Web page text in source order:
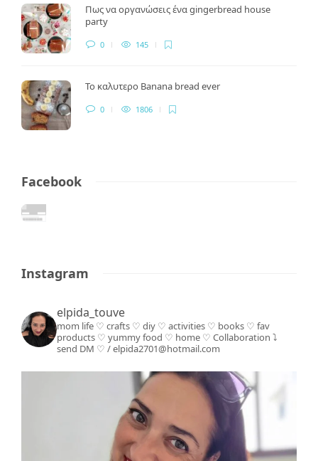
Πως να οργανώσεις ένα gingerbread house
party
0 145
Το καλυτερο Banana bread ever
0 1806
Facebook
Instagram
elpida_touve
mom life ♡ crafts ♡ diy ♡ activities ♡ books ♡ fav
products ♡ yummy food ♡ home ♡ Collaboration ⤵️
send DM ♡ / elpida2701@hotmail.com